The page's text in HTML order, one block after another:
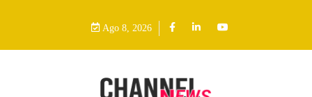
Ago 8, 2026